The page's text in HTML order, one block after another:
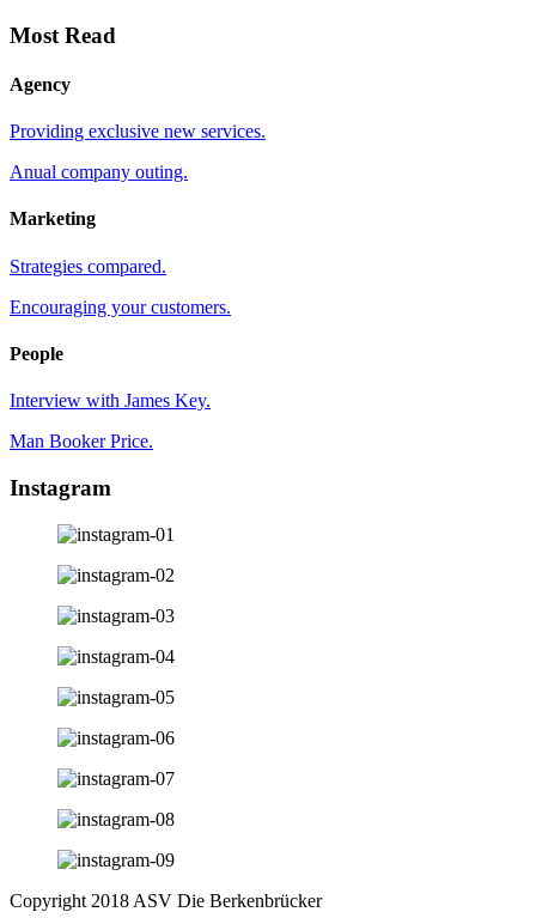
Most Read
Agency
Providing exclusive new services.
Anual company outing.
Marketing
Strategies compared.
Encouraging your customers.
People
Interview with James Key.
Man Booker Price.
Instagram
Copyright 2018 ASV Die Berkenbrücker